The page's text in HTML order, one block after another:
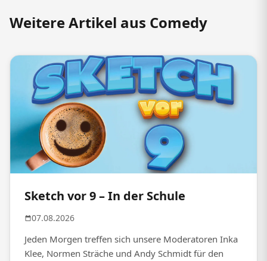
Weitere Artikel aus Comedy
Sketch vor 9 – In der Schule
07.08.2026
Jeden Morgen treffen sich unsere Moderatoren Inka
Klee, Normen Sträche und Andy Schmidt für den